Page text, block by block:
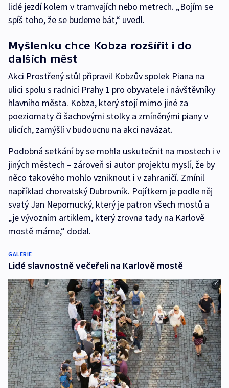
lidé jezdí kolem v tramvajích nebo metrech. „Bojím se
spíš toho, že se budeme bát,“ uvedl.
Myšlenku chce Kobza rozšířit i do
dalších měst
Akci Prostřený stůl připravil Kobzův spolek Piana na
ulici spolu s radnicí Prahy 1 pro obyvatele i návštěvníky
hlavního města. Kobza, který stojí mimo jiné za
poeziomaty či šachovými stolky a zmíněnými piany v
ulicích, zamýšlí v budoucnu na akci navázat.
Podobná setkání by se mohla uskutečnit na mostech i v
jiných městech – zároveň si autor projektu myslí, že by
něco takového mohlo vzniknout i v zahraničí. Zmínil
například chorvatský Dubrovník. Pojítkem je podle něj
svatý Jan Nepomucký, který je patron všech mostů a
„je vývozním artiklem, který zrovna tady na Karlově
mostě máme,“ dodal.
GALERIE
Lidé slavnostně večeřeli na Karlově mostě